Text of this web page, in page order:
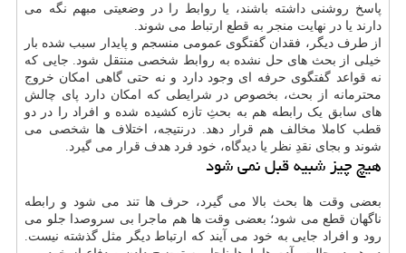
پاسخ روشنی داشته باشند، یا روابط را در وضعیتی مبهم نگه می
دارند یا در نهایت منجر به قطع ارتباط می شوند.
از طرف دیگر، فقدان گفتگوی عمومی منسجم و پایدار سبب شده بار
خیلی از بحث های حل نشده به روابط شخصی منتقل شود. جایی که
نه قواعد گفتگوی حرفه ای وجود دارد و نه حتی گاهی امکان خروج
محترمانه از بحث، بخصوص در شرایطی که امکان دارد پای چالش
های سابق یک رابطه هم به بحثِ تازه کشیده شده و افراد را در دو
قطب کاملا مخالف هم قرار دهد. درنتیجه، اختلاف ها شخصی می
شوند و بجای نقدِ نظر یا دیدگاه، خود فرد هدف قرار می گیرد.
هیچ چیز شبیه قبل نمی شود
بعضی وقت ها بحث بالا می گیرد، حرف ها تند می شود و رابطه
ناگهان قطع می شود؛ بعضی وقت ها هم ماجرا بی سروصدا جلو می
رود و افراد جایی به خود می آیند که ارتباط دیگر مثل گذشته نیست.